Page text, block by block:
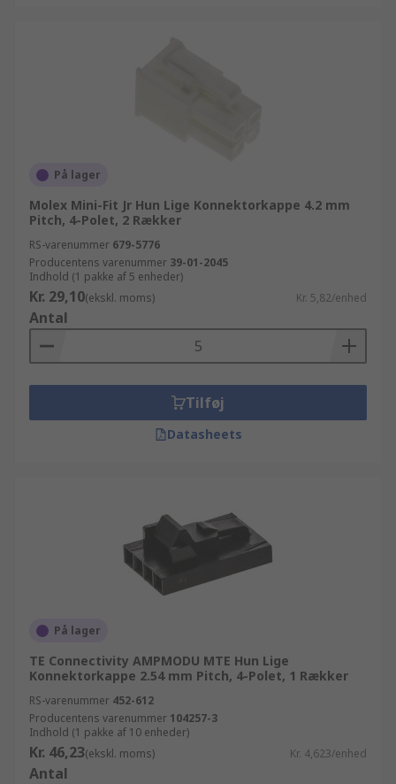
På lager
Molex Mini-Fit Jr Hun Lige Konnektorkappe 4.2 mm
Pitch, 4-Polet, 2 Rækker
RS-varenummer 679-5776
Producentens varenummer 39-01-2045
Indhold (1 pakke af 5 enheder)
Kr. 29,10(ekskl. moms) Kr. 5,82/enhed
Antal
Tilføj
Datasheets
På lager
TE Connectivity AMPMODU MTE Hun Lige
Konnektorkappe 2.54 mm Pitch, 4-Polet, 1 Rækker
RS-varenummer 452-612
Producentens varenummer 104257-3
Indhold (1 pakke af 10 enheder)
Kr. 46,23(ekskl. moms) Kr. 4,623/enhed
Antal